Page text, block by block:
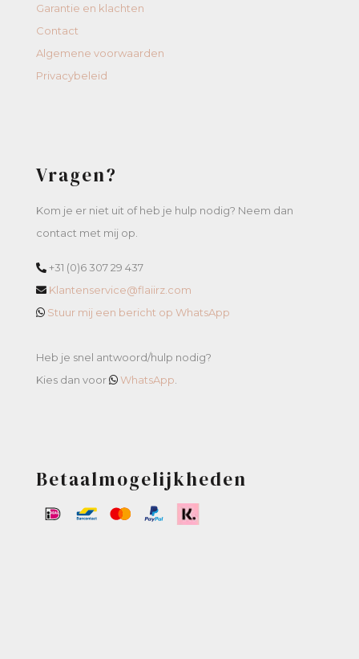
Garantie en klachten
Contact
Algemene voorwaarden
Privacybeleid
Vragen?
Kom je er niet uit of heb je hulp nodig? Neem dan
contact met mij op.
+31 (0)6 307 29 437
Klantenservice@flaiirz.com
Stuur mij een bericht op WhatsApp
Heb je snel antwoord/hulp nodig?
Kies dan voor
WhatsApp
Betaalmogelijkheden